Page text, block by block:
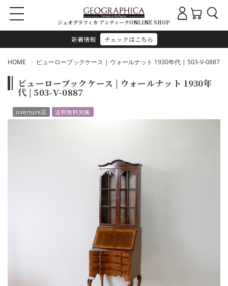
新着情報 チェックはこちら
ジェオグラフィカ アンティークONLINE SHOP
HOME ビューローブックケース | ウォールナット 1930年代 | 503-V-0887
ビューローブックケース | ウォールナット 1930年
代 | 503-V-0887
overture店 送料無料対象